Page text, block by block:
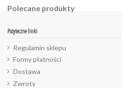
Polecane produkty
Pożyteczne linki
Regulamin sklepu
Formy płatności
Dostawa
Zwroty